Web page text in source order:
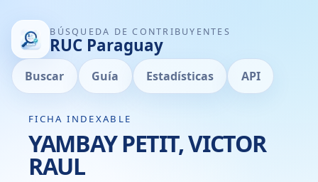
BÚSQUEDA DE CONTRIBUYENTES
RUC Paraguay
Buscar Guía Estadísticas API
FICHA INDEXABLE
YAMBAY PETIT, VICTOR
RAUL